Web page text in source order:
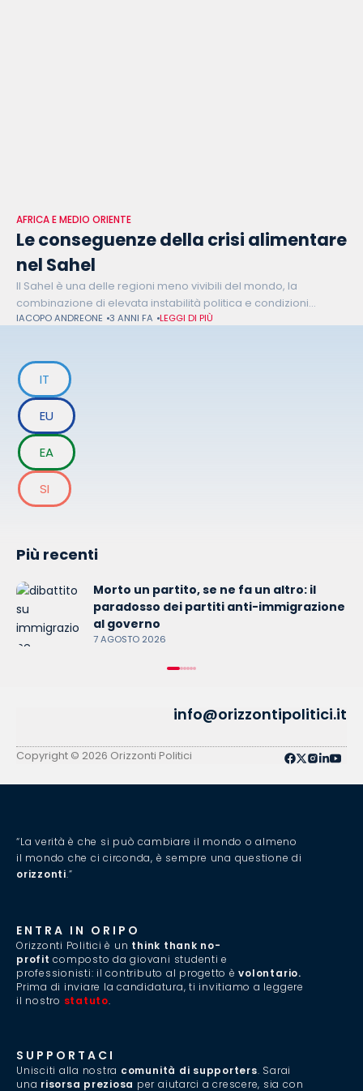
AFRICA E MEDIO ORIENTE
Le conseguenze della crisi alimentare
nel Sahel
Il Sahel è una delle regioni meno vivibili del mondo, la
combinazione di elevata instabilità politica e condizioni
ambientali sempre più sfavorevoli rendono estremamente
IACOPO ANDREONE 3 ANNI FA LEGGI DI PIÙ
IT
EU
EA
SI
Più recenti
Morto un partito, se ne fa un altro: il
paradosso dei partiti anti-immigrazione
al governo
7 AGOSTO 2026
info@orizzontipolitici.it
Copyright © 2026 Orizzonti Politici
“La verità è che si può cambiare il mondo o almeno
il mondo che ci circonda, è sempre una questione di
orizzonti.”
ENTRA IN ORIPO
Orizzonti Politici è un think thank no-
profit composto da giovani studenti e
professionisti: il contributo al progetto èvolontario.
Prima di inviare la candidatura, ti invitiamo a leggere
il nostro statuto.
SUPPORTACI
Unisciti alla nostra comunità di supporters. Sarai
una risorsa preziosa per aiutarci a crescere, sia con